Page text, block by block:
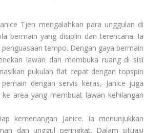
Tjen mengalahkan para unggulan di
bermain yang disiplin dan terencana. Ia
tempo. Dengan gaya bermain
lawan dan membuka ruang di sisi
pukulan flat cepat dengan topspin
dengan servis keras, Janice juga
area yang membuat lawan kehilangan
kemenangan Janice. Ia menunjukkan
dan unggul peringkat. Dalam situasi